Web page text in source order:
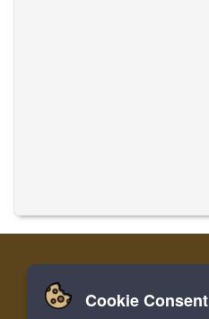
Zuhause Einloggen
Cookie Consent